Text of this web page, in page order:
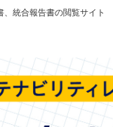
統合報告書の閲覧サイト